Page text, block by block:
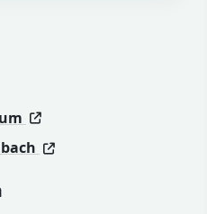
in neuem Fenster)
in neuem Fenster)
neuem Fenster)
neuem Fenster)
(öffnet in neuem
(öffnet in neuem
(öffnet in neuem
(öffnet in neuem